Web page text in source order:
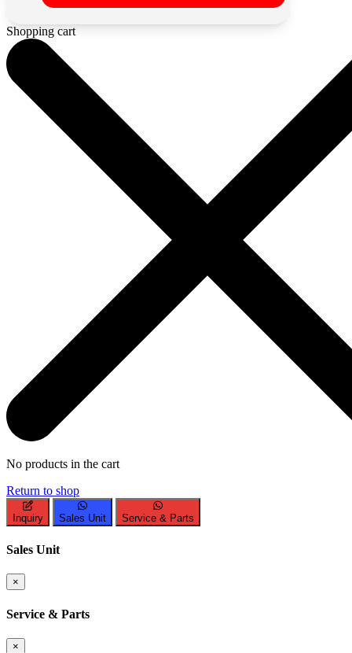
Shopping cart
No products in the cart
Return to shop
Inquiry Sales Unit Service & Parts
Sales Unit
×
Service & Parts
×